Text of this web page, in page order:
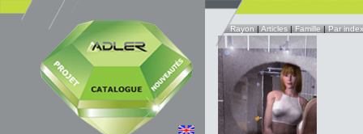
Rayon|Articles|Famille|Par index